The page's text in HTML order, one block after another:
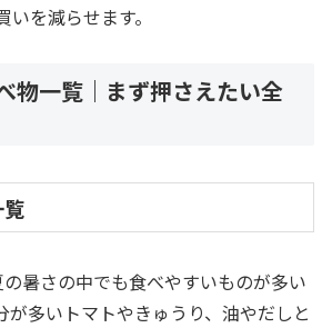
を減らせます。
物一覧｜まず押さえたい全
暑さの中でも食べやすいものが多い
が多いトマトやきゅうり、油やだしと